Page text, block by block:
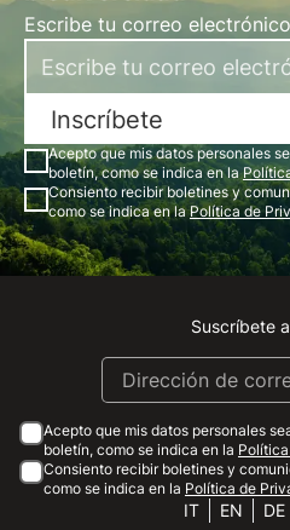
Escribe tu correo
Inscríbete
Acepto que mis datos personales
boletín, como se indica en la
Consiento recibir boletines y
como se indica en laPolítica de
Suscríbete
Acepto que mis datos personales
boletín, como se indica en la
Consiento recibir boletines y
como se indica en la Política de
IT EN DE